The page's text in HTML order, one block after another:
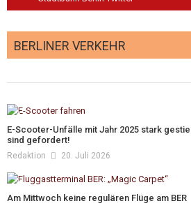
BERLINER VERKEHR
E-Scooter-Unfälle mit Jahr 2025 stark
sind gefordert!
Redaktion 20. Juli 2026
Am Mittwoch keine regulären Flüge am BER